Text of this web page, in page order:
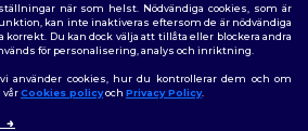
rättigheter förbehållna
policy
när som helst. Nödvändiga cookies, som är
kan inte inaktiveras eftersom de är nödvändiga
Du kan dock välja att tillåta eller blockera andra
för personalisering, analys och inriktning.
använder cookies, hur du kontrollerar dem och om
vårCookies policyoch Privacy Policy.